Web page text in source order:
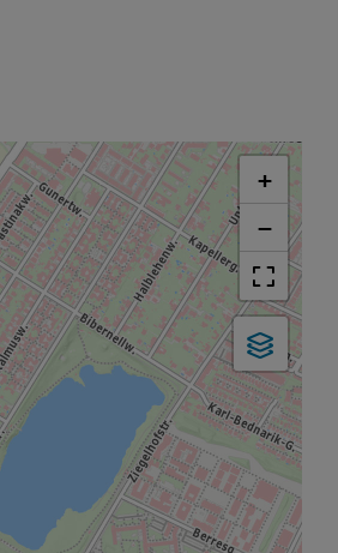
+
−